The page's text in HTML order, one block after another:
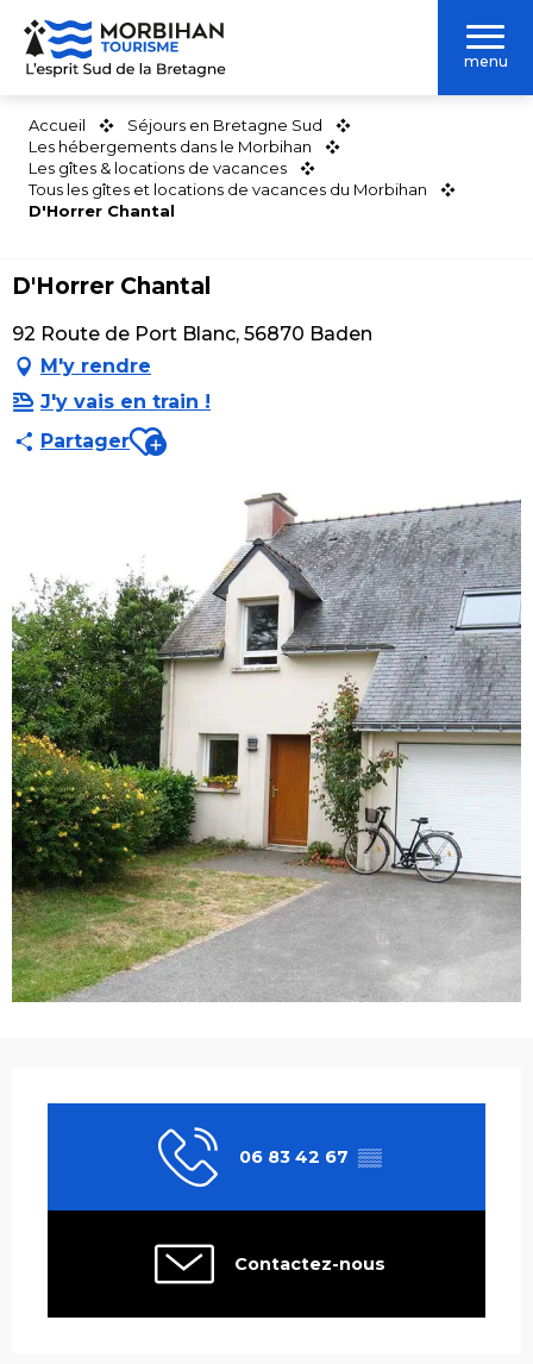
Aller
contenu
menu
Accueil
Séjours en Bretagne Sud
Les hébergements dans le Morbihan
Les gîtes & locations de vacances
Tous les gîtes et locations de vacances du Morbihan
D'Horrer Chantal
D'Horrer Chantal
92 Route de Port Blanc, 56870 Baden
M'y rendre
J'y vais en train !
PartagerAjouter aux favoris
06 83 42 67 ▒▒
Contactez-nous